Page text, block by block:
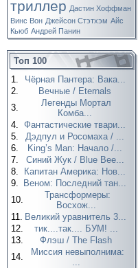
триллер Дастин Хоффман
Винс Вон Джейсон Стэтхэм Айс
Кьюб Андрей Панин
Топ 100
1.
Чёрная Пантера: Вака...
2.
Вечные / Eternals
3.
Легенды Мортал
Комба...
4. Фантастические твари...
5.
Дэдпул и Росомаха / ...
6.
King’s Man: Начало /...
7.
Синий Жук / Blue Bee...
8.
Капитан Америка: Нов...
9.
Веном: Последний тан...
10.
Трансформеры:
Восхож...
11. Великий уравнитель 3...
12.
тик....так.... БУМ! ...
13.
Флэш / The Flash
14.
Миссия невыполнима:
...